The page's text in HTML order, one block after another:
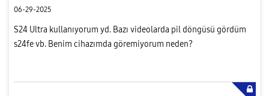
06-29-2025
S24 Ultra kullanıyorum yd. Bazı videolarda pil döngüsü gördüm
s24fe vb. Benim cihazımda göremiyorum neden?